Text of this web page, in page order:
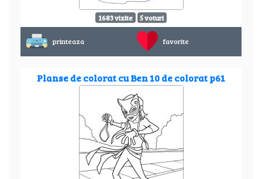
1683 vizite 5 voturi
printeaza favorite
Planse de colorat cu Ben 10 de colorat p61